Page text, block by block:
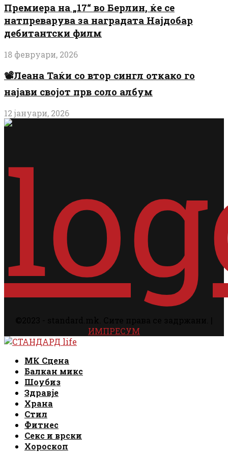
Премиера на „17“ во Берлин, ќе се
натпреварува за наградата Најдобар
дебитантски филм
18 февруари, 2026
📽️Леана Таќи со втор сингл откако го
најави својот прв соло албум
12 јануари, 2026
ИМПРЕСУМ
Facebook
Instagram
Email
Rss
МК Сцена
Балкан микс
Шоубиз
Здравје
Храна
Стил
Фитнес
Секс и врски
Хороскоп